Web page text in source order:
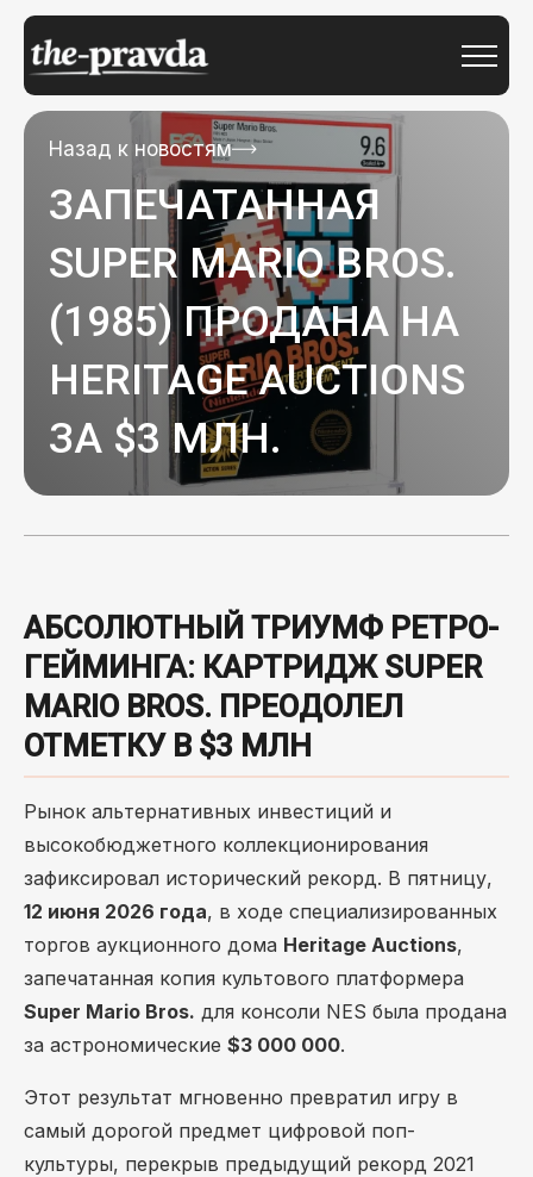
Назад к новостям
ЗАПЕЧАТАННАЯ
SUPER MARIO BROS.
(1985) ПРОДАНА НА
HERITAGE AUCTIONS
ЗА $3 МЛН.
АБСОЛЮТНЫЙ ТРИУМФ РЕТРО-
ГЕЙМИНГА: КАРТРИДЖ SUPER
MARIO BROS. ПРЕОДОЛЕЛ
ОТМЕТКУ В $3 МЛН
Рынок альтернативных инвестиций и
высокобюджетного коллекционирования
зафиксировал исторический рекорд. В пятницу,
12 июня 2026 года, в ходе специализированных
торгов аукционного дома Heritage Auctions,
запечатанная копия культового платформера
Super Mario Bros. для консоли NES была продана
за астрономические $3 000 000.
Этот результат мгновенно превратил игру в
самый дорогой предмет цифровой поп-
культуры, перекрыв предыдущий рекорд 2021